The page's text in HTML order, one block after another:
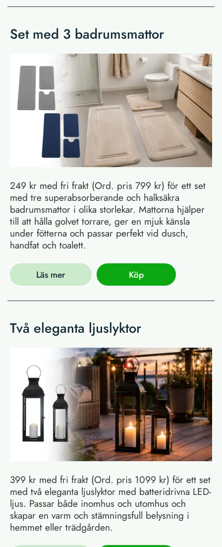
Set med 3 badrumsmattor
249 kr med fri frakt (Ord. pris 799 kr) för ett set
med tre superabsorberande och halksäkra
badrumsmattor i olika storlekar. Mattorna hjälper
till att hålla golvet torrare, ger en mjuk känsla
under fötterna och passar perfekt vid dusch,
handfat och toalett.
Läs mer Köp
Två eleganta ljuslyktor
399 kr med fri frakt (Ord. pris 1099 kr) för ett set
med två eleganta ljuslyktor med batteridrivna LED-
ljus. Passar både inomhus och utomhus och
skapar en varm och stämningsfull belysning i
hemmet eller trädgården.